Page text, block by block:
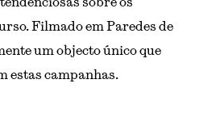
Filmado em Paredes de
um objecto único que
estas campanhas.